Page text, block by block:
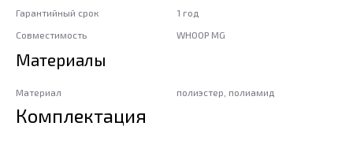
Гарантийный срок
1 год
Совместимость
WHOOP MG
Материалы
Материал полиэстер, полиамид
Комплектация